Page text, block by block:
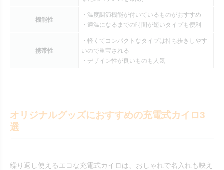
機能性
・温度調節機能が付いているものがおすすめ
・適温になるまでの時間が短いタイプも便利
携帯性
・軽くてコンパクトなタイプは持ち歩きしやす
いので重宝される
・デザイン性が良いものも人気
オリジナルグッズにおすすめの充電式カイロ3
選
繰り返し使えるエコな充電式カイロは、おしゃれで名入れも映え